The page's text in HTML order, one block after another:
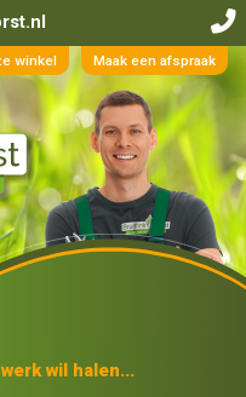
winkel Maak een afspraak
wil halen...